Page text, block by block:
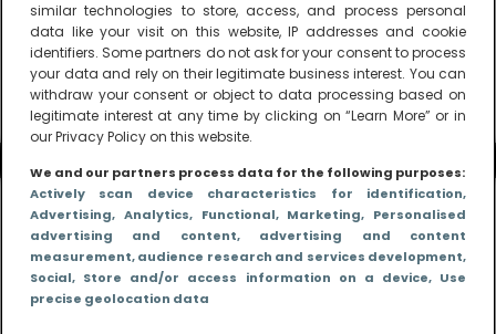
similar technologies to store, access, and process personal
data like your visit on this website, IP addresses and cookie
identifiers. Some partners do not ask for your consent to process
your data and rely on their legitimate business interest. You can
withdraw your consent or object to data processing based on
legitimate interest at any time by clicking on “Learn More” or in
our Privacy Policy on this website.
We and our partners process data for the following purposes:
Actively scan device characteristics for identification,
Advertising, Analytics, Functional, Marketing, Personalised
advertising and content, advertising and content
measurement, audience research and services development,
Social, Store and/or access information on a device, Use
precise geolocation data